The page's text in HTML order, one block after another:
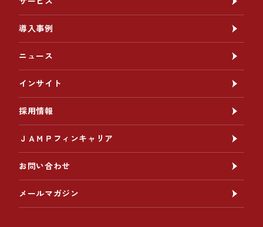
導入事例
ニュース
インサイト
採用情報
ＪＡＭＰフィンキャリア
お問い合わせ
メールマガジン